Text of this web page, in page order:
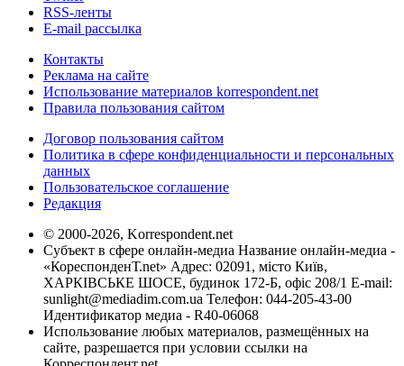
RSS-ленты
E-mail рассылка
Контакты
Реклама на сайте
Использование материалов korrespondent.net
Правила пользования сайтом
Договор пользования сайтом
Политика в сфере конфиденциальности и персональных
данных
Пользовательское соглашение
Редакция
© 2000-2026, Korrespondent.net
Субъект в сфере онлайн-медиа Название онлайн-медиа -
«КореспонденТ.net» Адрес: 02091, місто Київ,
ХАРКІВСЬКЕ ШОСЕ, будинок 172-Б, офіс 208/1 E-mail:
sunlight@mediadim.com.ua Телефон: 044-205-43-00
Идентификатор медиа - R40-06068
Использование любых материалов, размещённых на
сайте, разрешается при условии ссылки на